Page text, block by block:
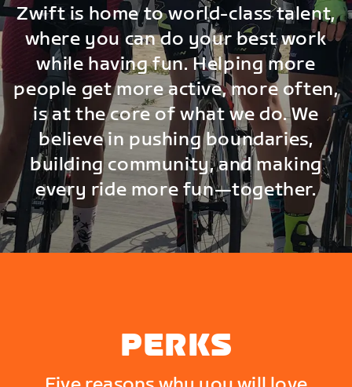
Zwift is home to world-class talent,
where you can do your best work
while having fun. Helping more
people get more active, more often,
is at the core of what we do. We
believe in pushing boundaries,
building community, and making
every ride more fun—together.
PERKS